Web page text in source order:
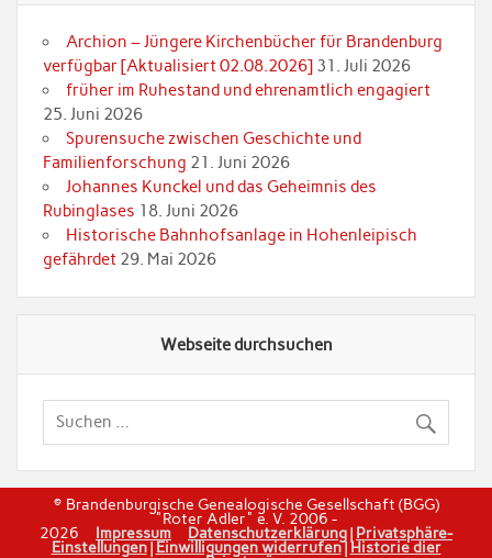
Archion – Jüngere Kirchenbücher für Brandenburg
verfügbar [Aktualisiert 02.08.2026] 31. Juli 2026
früher im Ruhestand und ehrenamtlich engagiert
25. Juni 2026
Spurensuche zwischen Geschichte und
Familienforschung 21. Juni 2026
Johannes Kunckel und das Geheimnis des
Rubinglases 18. Juni 2026
Historische Bahnhofsanlage in Hohenleipisch
gefährdet 29. Mai 2026
Webseite durchsuchen
© Brandenburgische Genealogische Gesellschaft (BGG)
"Roter Adler" e. V. 2006 -
2026 Impressum Datenschutzerklärung| Privatsphäre-
Einstellungen| Einwilligungen widerrufen|Historie dier